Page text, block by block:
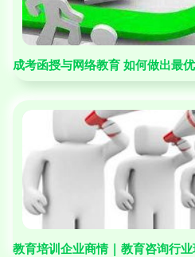
成考函授与网络教育 如何做出最
教育培训企业商情 | 教育咨询行